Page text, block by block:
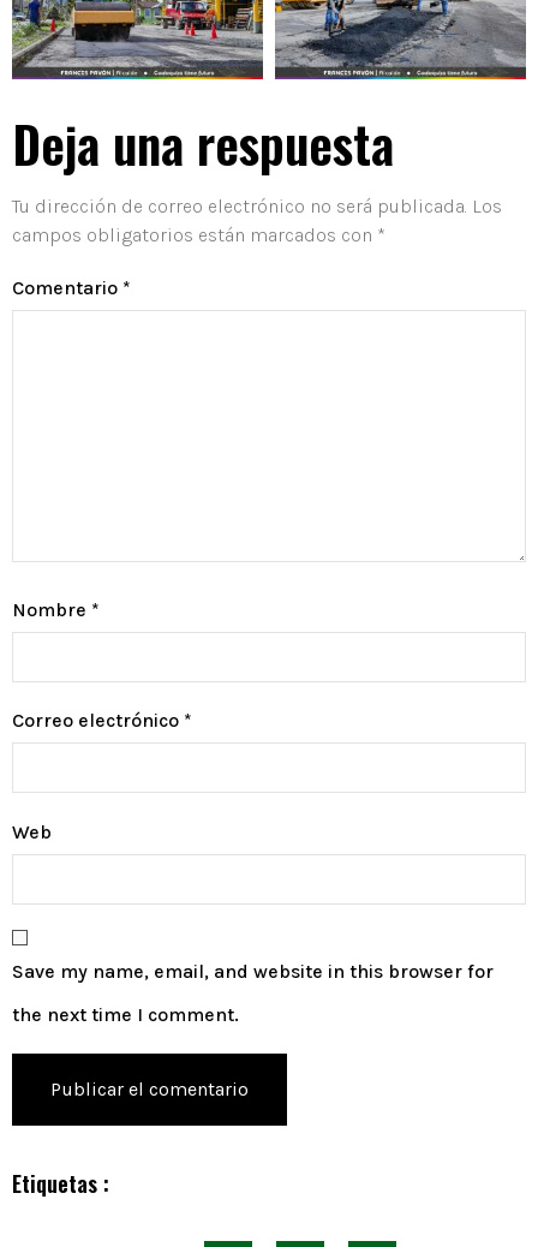
Deja una respuesta
Tu dirección de correo electrónico no será publicada. Los
campos obligatorios están marcados con *
Comentario *
Nombre *
Correo electrónico *
Web
Save my name, email, and website in this browser for
the next time I comment.
Etiquetas :